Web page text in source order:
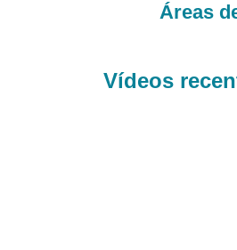
Áreas
Vídeos